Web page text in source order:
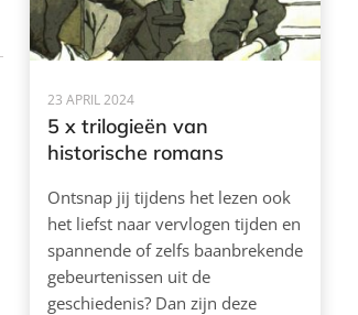
23 APRIL 2024
5 x trilogieën van
historische romans
Ontsnap jij tijdens het lezen ook
het liefst naar vervlogen tijden en
spannende of zelfs baanbrekende
gebeurtenissen uit de
geschiedenis? Dan zijn deze